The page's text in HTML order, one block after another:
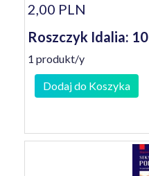
2,00 PLN
Roszczyk Idalia: 10
1 produkt/y
Dodaj do Koszyka